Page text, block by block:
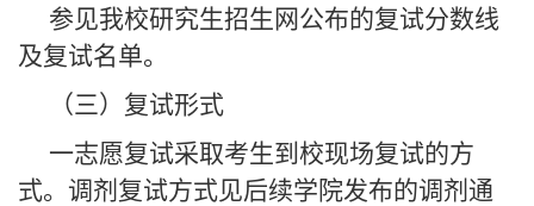
参见我校研究生招生网公布的复试分数线
及复试名单。
（三）复试形式
一志愿复试采取考生到校现场复试的方
式。调剂复试方式见后续学院发布的调剂通